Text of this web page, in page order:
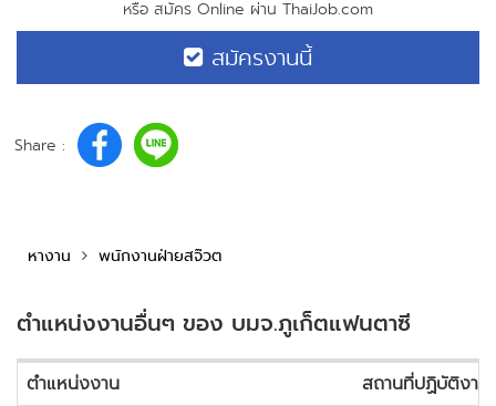
หรือ สมัคร Online ผ่าน ThaiJob.com
สมัครงานนี้
Share :
หางาน พนักงานฝ่ายสจ๊วต
ตำแหน่งงานอื่นๆ ของ บมจ.ภูเก็ตแฟนตาซี
ตำแหน่งงาน สถานที่ปฏิบัติงาน